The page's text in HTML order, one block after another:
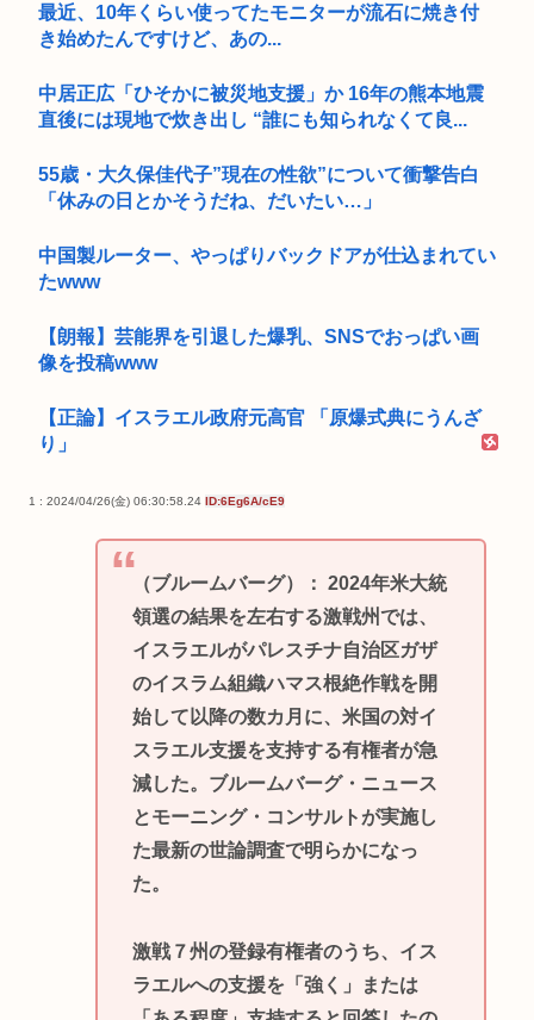
最近、10年くらい使ってたモニターが流石に焼き付
き始めたんですけど、あの...
中居正広「ひそかに被災地支援」か 16年の熊本地震
直後には現地で炊き出し “誰にも知られなくて良...
55歳・大久保佳代子”現在の性欲”について衝撃告白
「休みの日とかそうだね、だいたい…」
中国製ルーター、やっぱりバックドアが仕込まれてい
たwww
【朗報】芸能界を引退した爆乳、SNSでおっぱい画
像を投稿www
【正論】イスラエル政府元高官 「原爆式典にうんざ
り」
1 : 2024/04/26(金) 06:30:58.24 ID:6Eg6A/cE9
（ブルームバーグ）： 2024年米大統
領選の結果を左右する激戦州では、
イスラエルがパレスチナ自治区ガザ
のイスラム組織ハマス根絶作戦を開
始して以降の数カ月に、米国の対イ
スラエル支援を支持する有権者が急
減した。ブルームバーグ・ニュース
とモーニング・コンサルトが実施し
た最新の世論調査で明らかになっ
た。
激戦７州の登録有権者のうち、イス
ラエルへの支援を「強く」または